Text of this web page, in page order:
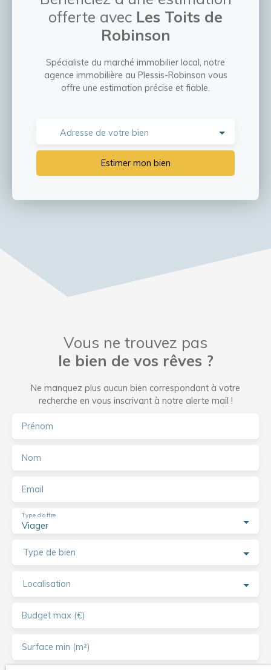
offerte avec Les Toits de
Robinson
Spécialiste du marché immobilier local, notre
agence immobilière au Plessis-Robinson vous
offre une estimation précise et fiable.
Adresse de votre bien
Estimer mon bien
Vous ne trouvez pas
le bien de vos rêves ?
Ne manquez plus aucun bien correspondant à votre
recherche en vous inscrivant à notre alerte mail !
Prénom
Nom
Email
Viager
Type d'offre
Type de bien
Localisation
Budget max (€)
Surface min (m²)